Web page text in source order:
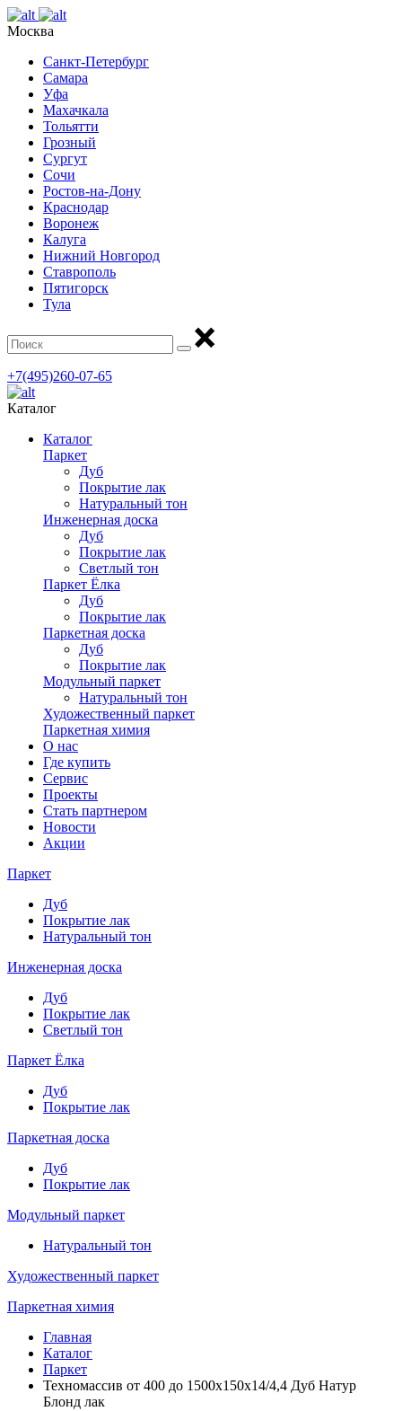
Москва
Санкт-Петербург
Самара
Уфа
Махачкала
Тольятти
Грозный
Сургут
Сочи
Ростов-на-Дону
Краснодар
Воронеж
Калуга
Нижний Новгород
Ставрополь
Пятигорск
Тула
+7(495)260-07-65
Каталог
Каталог
Паркет
Дуб
Покрытие лак
Натуральный тон
Инженерная доска
Дуб
Покрытие лак
Светлый тон
Паркет Ёлка
Дуб
Покрытие лак
Паркетная доска
Дуб
Покрытие лак
Модульный паркет
Натуральный тон
Художественный паркет
Паркетная химия
О нас
Где купить
Сервис
Проекты
Стать партнером
Новости
Акции
Паркет
Дуб
Покрытие лак
Натуральный тон
Инженерная доска
Дуб
Покрытие лак
Светлый тон
Паркет Ёлка
Дуб
Покрытие лак
Паркетная доска
Дуб
Покрытие лак
Модульный паркет
Натуральный тон
Художественный паркет
Паркетная химия
Главная
Каталог
Паркет
Техномассив от 400 до 1500х150х14/4,4 Дуб Натур
Блонд лак